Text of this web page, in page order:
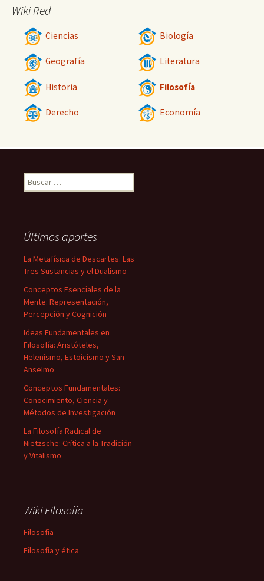
Wiki Red
Ciencias Biología
Geografía Literatura
Historia Filosofía
Derecho Economía
Buscar:
Últimos aportes
La Metafísica de Descartes: Las
Tres Sustancias y el Dualismo
Conceptos Esenciales de la
Mente: Representación,
Percepción y Cognición
Ideas Fundamentales en
Filosofía: Aristóteles,
Helenismo, Estoicismo y San
Anselmo
Conceptos Fundamentales:
Conocimiento, Ciencia y
Métodos de Investigación
La Filosofía Radical de
Nietzsche: Crítica a la Tradición
y Vitalismo
Wiki Filosofía
Filosofía
Filosofía y ética